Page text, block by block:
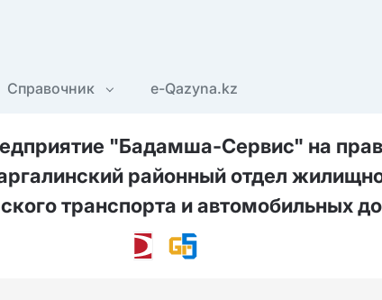
Справочник e-Qazyna.kz
"Бадамша-Сервис" на
районный отдел
транспорта и автомобильных